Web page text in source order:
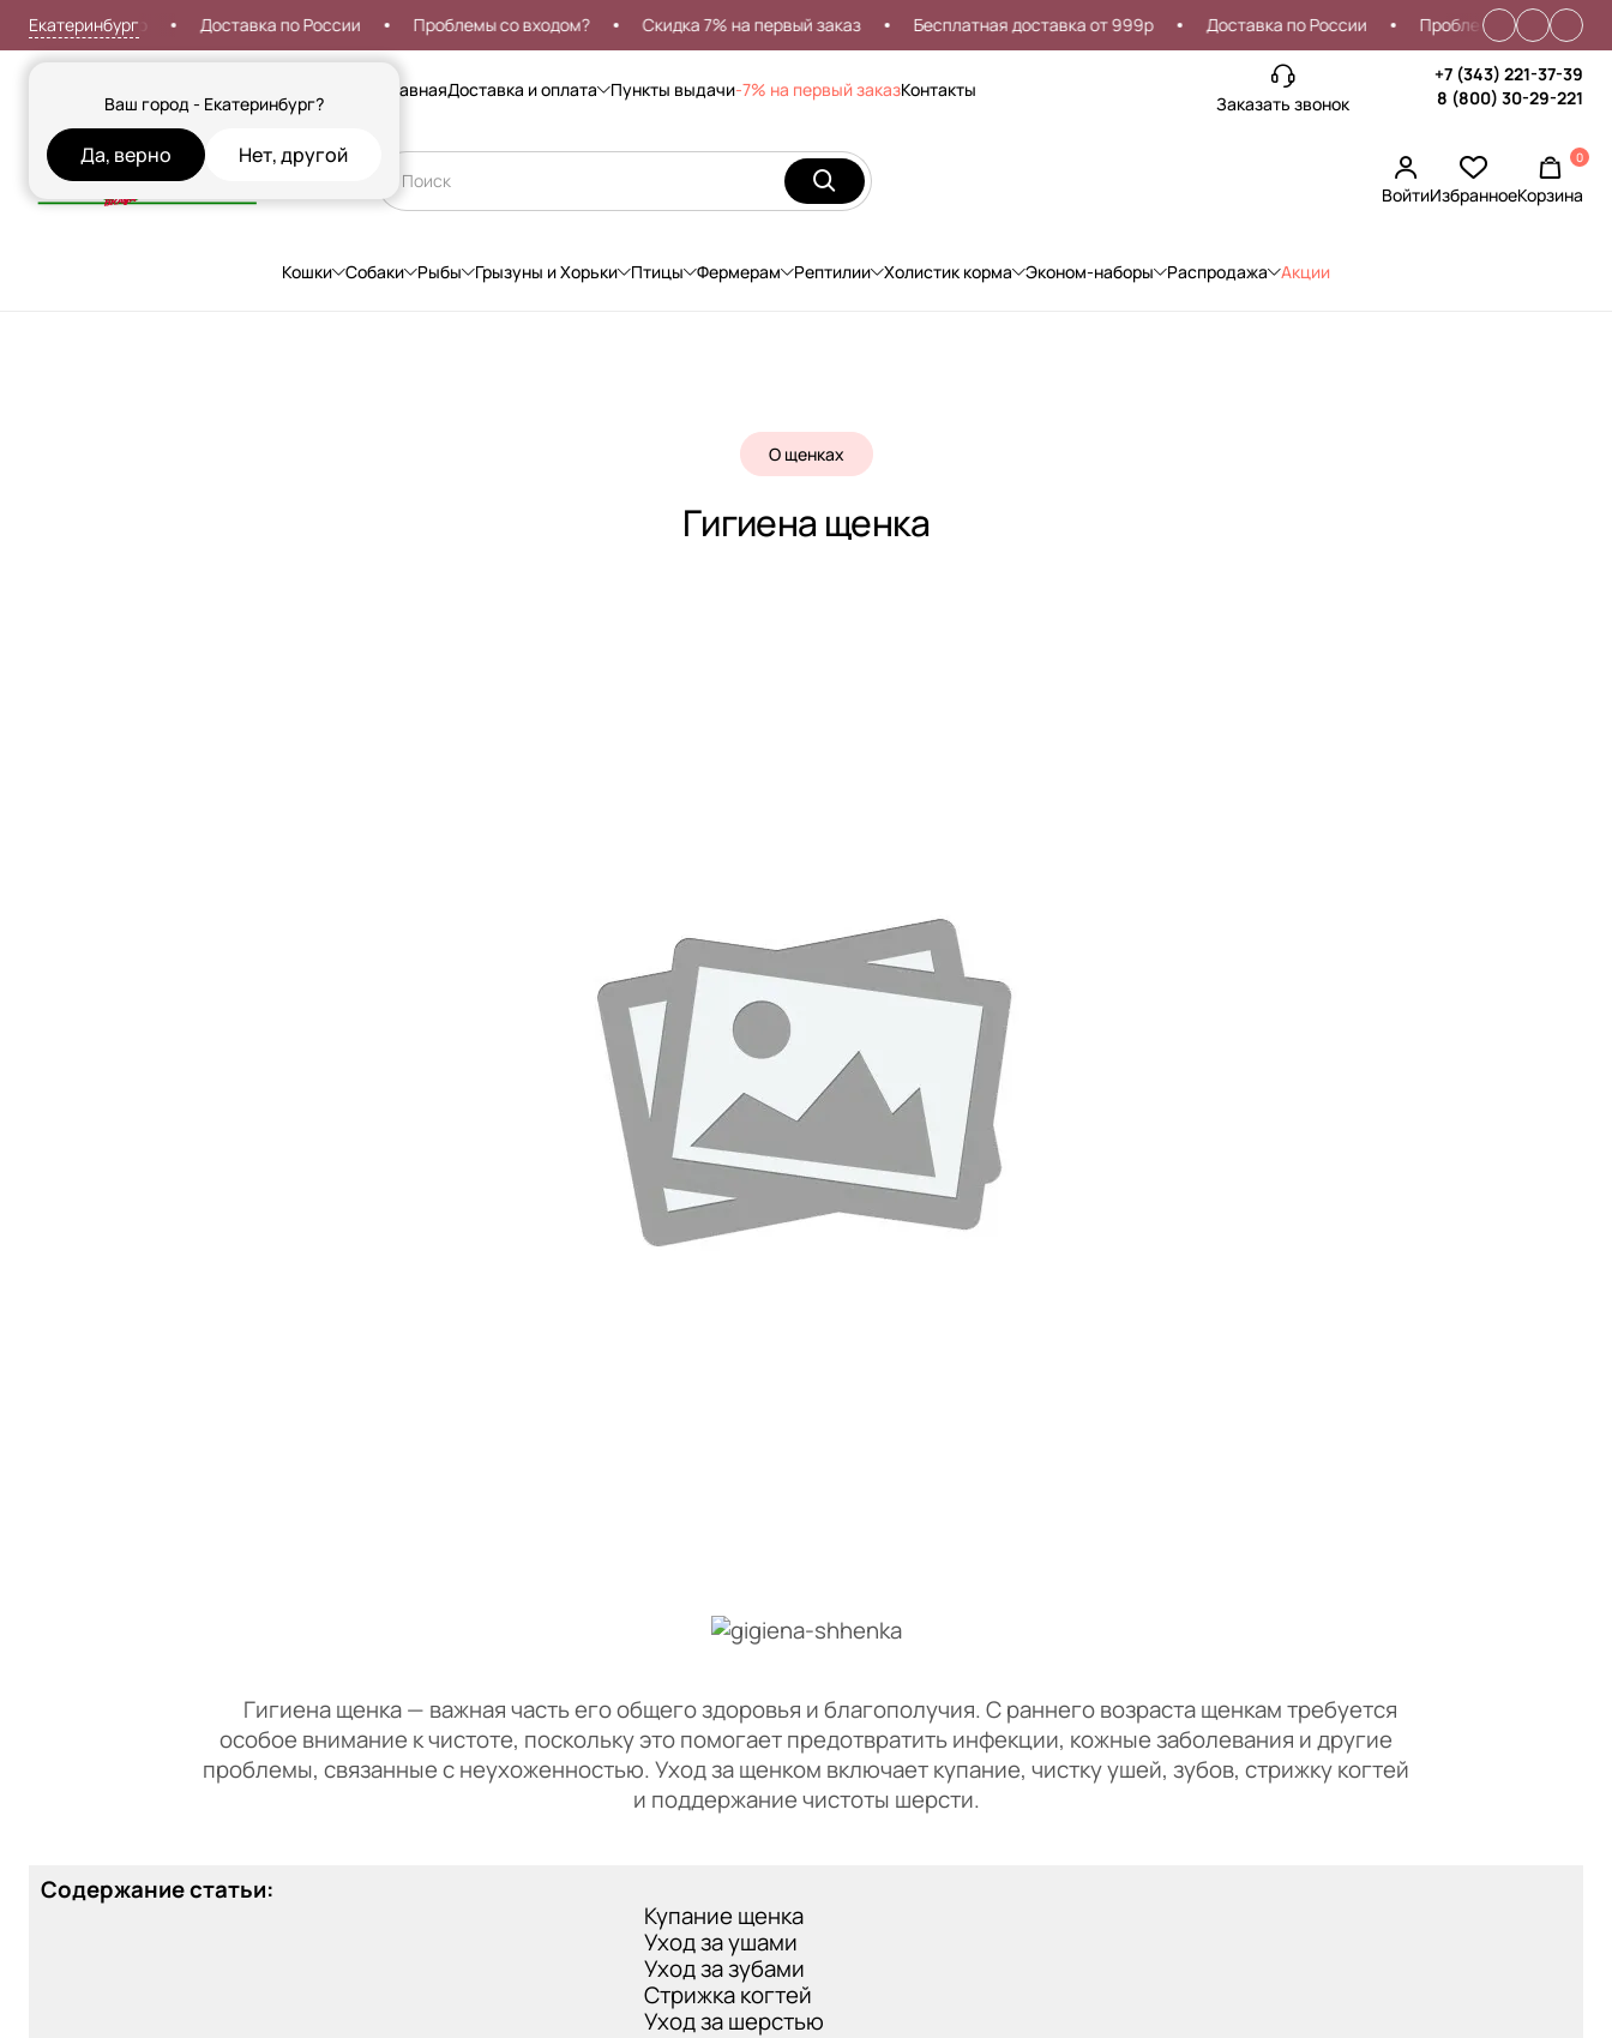
Екатеринбург
Ваш город - Екатеринбург?
Да, верно Нет, другой
от 999р Доставка по России Проблемы со входом? Скидка 7% на первый заказ Бесплатная доставка от 999р Доставка по России Проблемы со входом?
ГлавнаяДоставка и оплата Пункты выдачи-7% на первый заказКонтакты
Заказать звонок
+7 (343) 221-37-39
8 (800) 30-29-221
ВойтиИзбранное
0
Корзина
Кошки Собаки Рыбы Грызуны и Хорьки Птицы Фермерам Рептилии Холистик корма Эконом-наборы Распродажа Акции
О щенках
Гигиена щенка
Гигиена щенка — важная часть его общего здоровья и благополучия. С раннего возраста щенкам требуется
особое внимание к чистоте, поскольку это помогает предотвратить инфекции, кожные заболевания и другие
проблемы, связанные с неухоженностью. Уход за щенком включает купание, чистку ушей, зубов, стрижку когтей
и поддержание чистоты шерсти.
Содержание статьи:
Купание щенка
Уход за ушами
Уход за зубами
Стрижка когтей
Уход за шерстью